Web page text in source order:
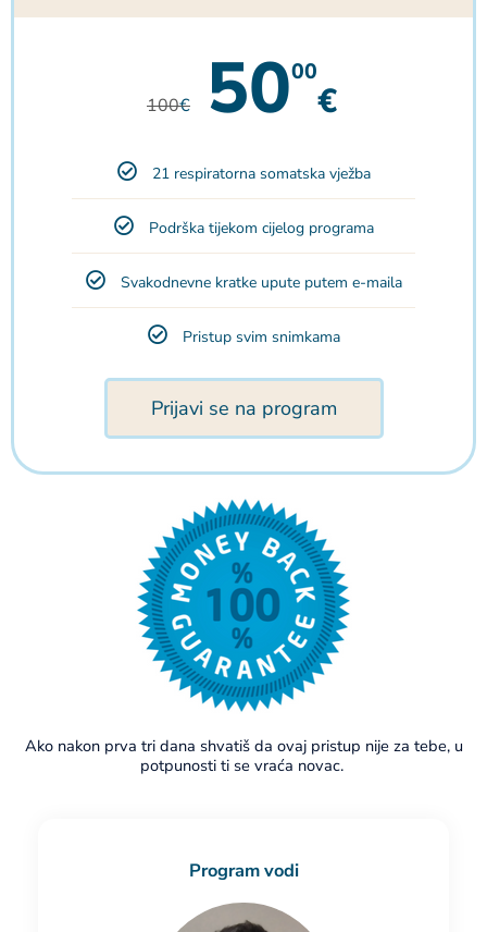
100€ 5000
€
21 respiratorna somatska vježba​
Podrška tijekom cijelog programa
Svakodnevne kratke upute putem e-maila
Pristup svim snimkama
Prijavi se na program
Ako nakon prva tri dana shvatiš da ovaj pristup nije za tebe, u
potpunosti ti se vraća novac.
Program vodi